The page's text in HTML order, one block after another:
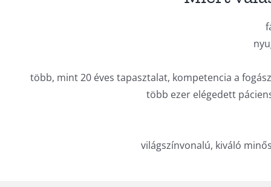
több, mint 20 éves tapasztalat, kompetencia a
több ezer elégedett
világszínvonalú, kiváló